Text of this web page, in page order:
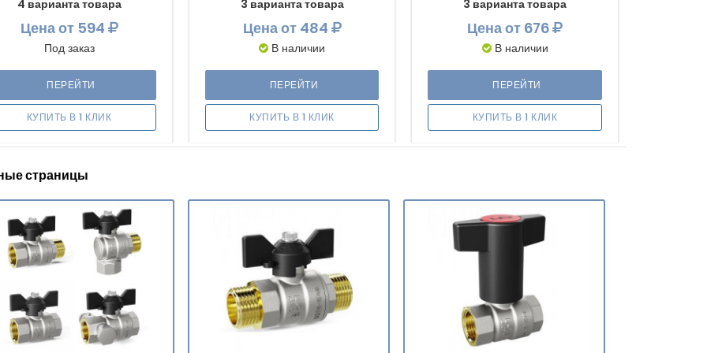
4 варианта товара
Ценаот 594
Под заказ
ПЕРЕЙТИ
КУПИТЬ В 1 КЛИК
3 варианта товара
Ценаот 484
В наличии
ПЕРЕЙТИ
КУПИТЬ В 1 КЛИК
3 варианта товара
Ценаот 676
В наличии
ПЕРЕЙТИ
КУПИТЬ В 1 КЛИК
страницы